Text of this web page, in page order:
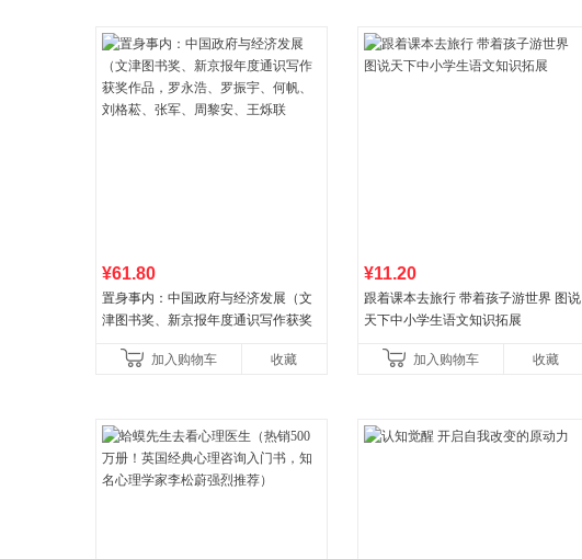
¥61.80
置身事内：中国政府与经济发展（文
津图书奖、新京报年度通识写作获奖
菘、张军、周黎安、王烁联
加入购物车 收藏
¥11.20
跟着课本去旅行 带着孩子游世界 图说
天下中小学生语文知识拓展
加入购物车 收藏